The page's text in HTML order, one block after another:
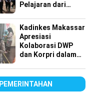
Pelajaran dari
Kadinkes Makassar
Apresiasi
Kolaborasi DWP
dan Korpri dalam
PEMERINTAHAN